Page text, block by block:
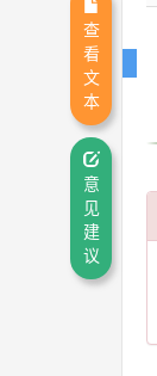
查
看
文
本
意
见
建
议